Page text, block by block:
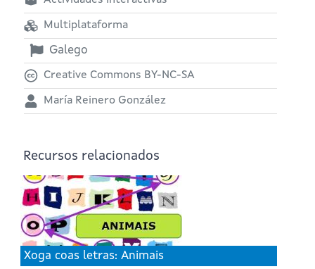
Multiplataforma
Galego
Creative Commons BY-NC-SA
María Reinero González
Recursos relacionados
Xoga coas letras: Animais